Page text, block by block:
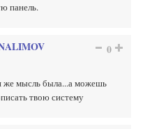
панель.
0
же мысль была...а можешь
твою систему